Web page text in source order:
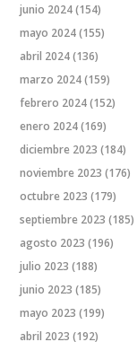
junio 2024(154)
mayo 2024(155)
abril 2024(136)
marzo 2024(159)
febrero 2024(152)
enero 2024(169)
diciembre 2023 (184)
noviembre 2023 (176)
octubre 2023 (179)
septiembre 2023 (185)
agosto 2023 (196)
julio 2023 (188)
junio 2023 (185)
mayo 2023 (199)
abril 2023 (192)